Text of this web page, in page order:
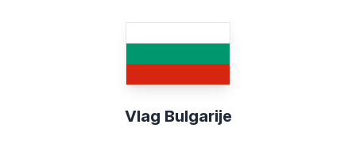
Vlag Bulgarije